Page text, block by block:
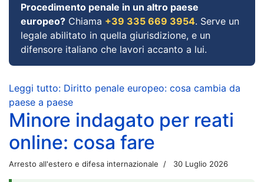
Procedimento penale in un altro paese
europeo? Chiama +39 335 669 3954. Serve un
legale abilitato in quella giurisdizione, e un
difensore italiano che lavori accanto a lui.
Leggi tutto: Diritto penale europeo: cosa cambia da
paese a paese
Minore indagato per reati
online: cosa fare
Arresto all'estero e difesa internazionale 30 Luglio 2026